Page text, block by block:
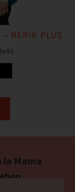
RERIK PLUS
la Mama